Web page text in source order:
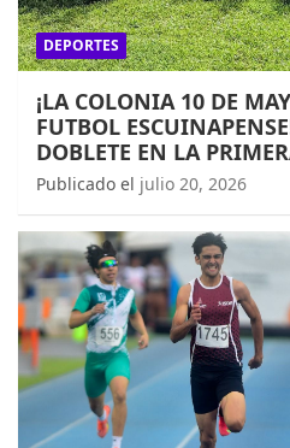
DEPORTES
¡LA COLONIA 10 DE
FUTBOL
DOBLETE EN LA
Publicado el julio 20, 2026